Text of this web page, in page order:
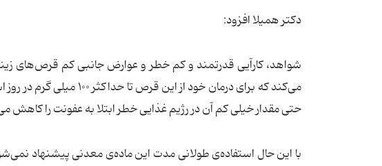
دکتر همیلا افزود:
شواهد، کارآیی قدرتمند و کم خطر و عوارض جانبی کم قرص‌های
می‌کند که برای درمان خود
حتی مقدار خیلی کم آن در رژیم غذایی خطر ابتلا به عفونت را کاهش
با این حال استفاده‌ی طولانی مدت این ماده‌ی معدنی پیشنهاد